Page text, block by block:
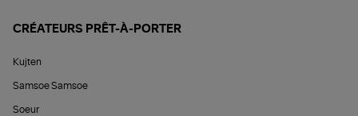
CRÉATEURS PRÊT-À-PORTER
Kujten
Samsoe Samsoe
Soeur